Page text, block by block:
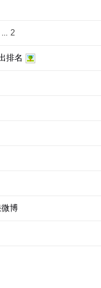
... 2
排名
博